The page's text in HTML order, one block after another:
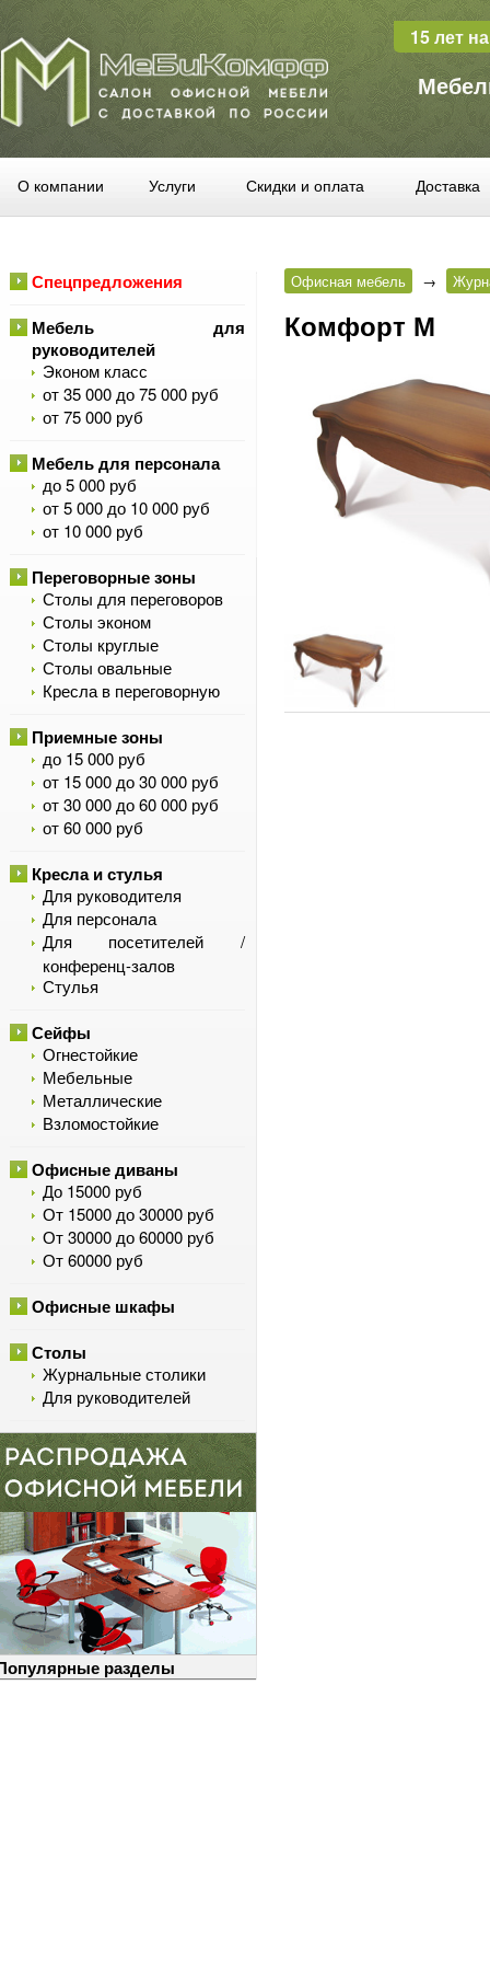
15 лет
О компании Услуги Скидки и оплата Доставка
Спецпредложения
Мебель для
руководителей
Эконом класс
от 35 000 до 75 000 руб
от 75 000 руб
Мебель для персонала
до 5 000 руб
от 5 000 до 10 000 руб
от 10 000 руб
Переговорные зоны
Столы для переговоров
Столы эконом
Столы круглые
Столы овальные
Кресла в переговорную
Приемные зоны
до 15 000 руб
от 15 000 до 30 000 руб
от 30 000 до 60 000 руб
от 60 000 руб
Кресла и стулья
Для руководителя
Для персонала
Для посетителей /
конференц-залов
Стулья
Сейфы
Огнестойкие
Мебельные
Металлические
Взломостойкие
Офисные диваны
До 15000 руб
От 15000 до 30000 руб
От 30000 до 60000 руб
От 60000 руб
Офисные шкафы
Столы
Журнальные столики
Для руководителей
разделы
Офисная мебель →
Комфорт М